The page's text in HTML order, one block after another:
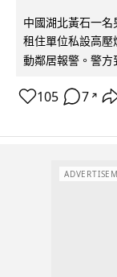
中國湖北黃石一
租住單位私設高
動鄰居報警。警方
105 7 ↗